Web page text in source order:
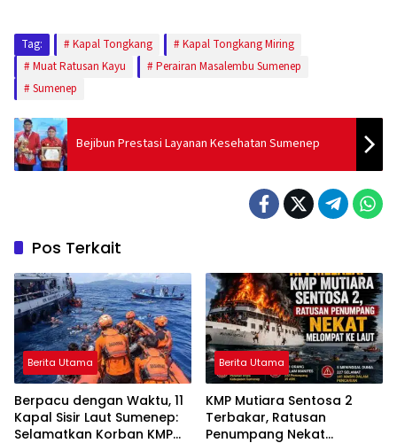
Tag: Kapal Tongkang
Kapal Tongkang Miring
Muat Ratusan Kayu
Perairan Masalembu Sumenep
Sumenep
Bejibun Prestasi Layanan Kesehatan Sumenep
Pos Terkait
Berita Utama
Berpacu dengan Waktu, 11
Kapal Sisir Laut Sumenep:
Selamatkan Korban KMP
Berita Utama
KMP Mutiara Sentosa 2
Terbakar, Ratusan
Penumpang Nekat